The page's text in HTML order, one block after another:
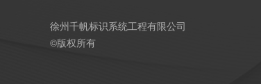
徐州千帆标识系统工程有限公司
©版权所有